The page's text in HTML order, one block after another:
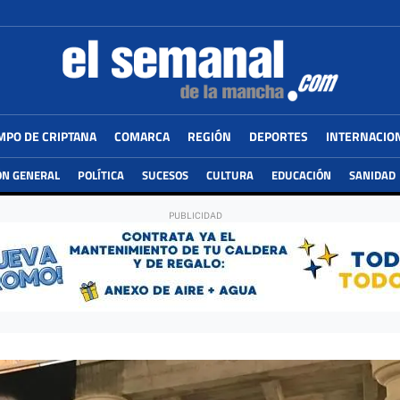
DE CRIPTANA COMARCA REGIÓN DEPORTES
GENERAL POLÍTICA SUCESOS CULTURA EDUCACIÓN SANIDAD